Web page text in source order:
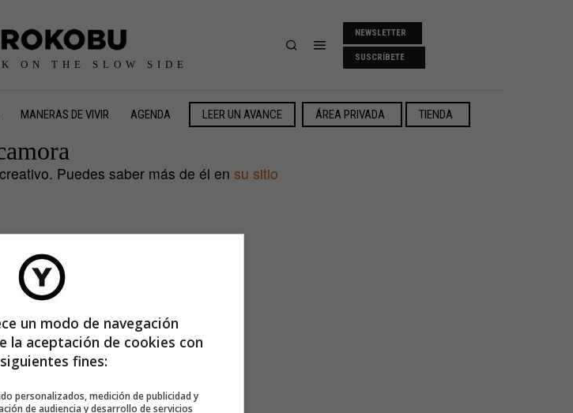
ON THE SLOW SIDE
NEWSLETTER
SUSCRÍBETE
MANERAS DE VIVIR AGENDA LEER UN AVANCE ÁREA PRIVADA TIENDA
Puedes saber más de él ensu sitio
un modo de navegación
la aceptación de cookies con
fines:
personalizados, medición de publicidad y
de audiencia y desarrollo de servicios